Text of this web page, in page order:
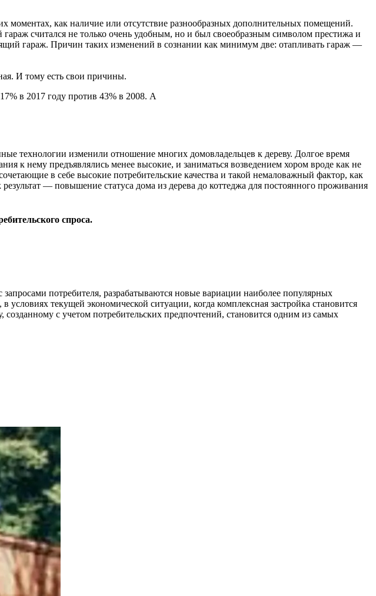
моментах, как наличие или отсутствие разнообразных дополнительных помещений.
считался не только очень удобным, но и был своеобразным символом престижа и
гараж. Причин таких изменений в сознании как минимум две: отапливать гараж —
И тому есть свои причины.
в 2017 году против 43% в 2008. А
технологии изменили отношение многих домовладельцев к дереву. Долгое время
к нему предъявлялись менее высокие, и заниматься возведением хором вроде как не
в себе высокие потребительские качества и такой немаловажный фактор, как
результат — повышение статуса дома из дерева до коттеджа для постоянного проживания
спроса.
потребителя, разрабатываются новые вариации наиболее популярных
текущей экономической ситуации, когда комплексная застройка становится
с учетом потребительских предпочтений, становится одним из самых